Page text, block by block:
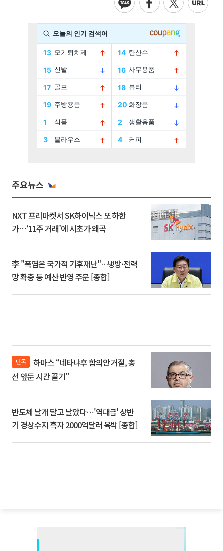
주요뉴스
NXT 프리마켓서 SK하이닉스 또 하한
가⋯‘11주 거래’에 시초가 왜곡
李 "폭염은 국가적 기후재난"…냉방·전력
망 확충 등 예산 반영 주문 [종합]
단독
선 앞둔 시간 끌기”
반도체 날개 달고 날았다⋯'역대급' 상반
기 경상수지 흑자 2000억달러 육박 [종합]